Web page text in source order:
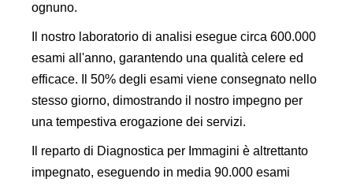
ognuno.
Il nostro laboratorio di analisi esegue circa 600.000
esami all'anno, garantendo una qualità celere ed
efficace. Il 50% degli esami viene consegnato nello
stesso giorno, dimostrando il nostro impegno per
una tempestiva erogazione dei servizi.
Il reparto di Diagnostica per Immagini è altrettanto
impegnato, eseguendo in media 90.000 esami